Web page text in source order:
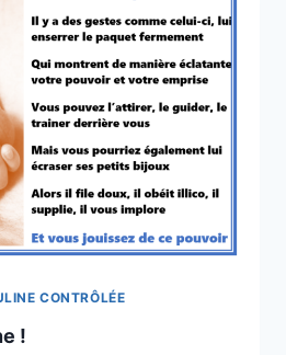
CONTRÔLÉE
!